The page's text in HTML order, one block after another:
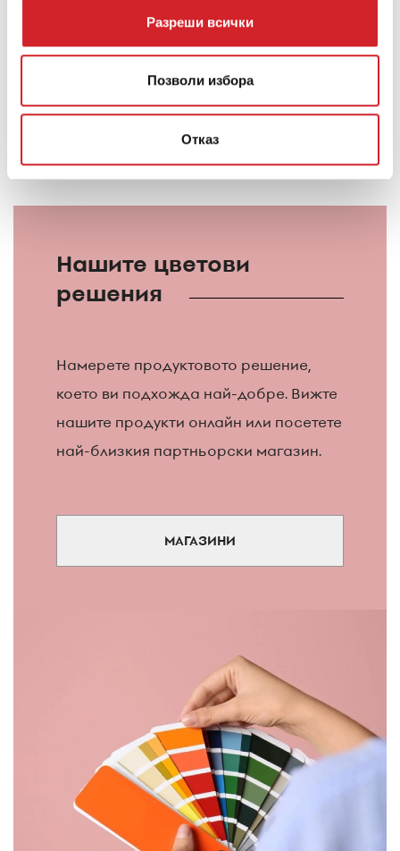
Разреши всички
Позволи избора
Отказ
За всички необходими ремонти за правилната
подготовка на основата изберете подходящите
ремонтни материали от продуктовата линия
KRAFT Paints.
Нашите цветови
решения
Намерете продуктовото решение,
което ви подхожда най-добре. Вижте
нашите продукти онлайн или посетете
най-близкия партньорски магазин.
МАГАЗИНИ